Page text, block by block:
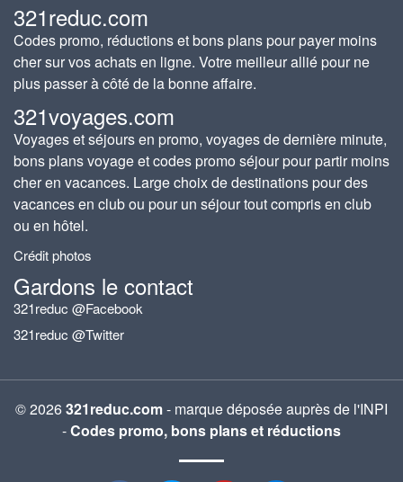
321reduc.com
Codes promo, réductions et bons plans pour payer moins
cher sur vos achats en ligne. Votre meilleur allié pour ne
plus passer à côté de la bonne affaire.
321voyages.com
Voyages et séjours en promo, voyages de dernière minute,
bons plans voyage et codes promo séjour pour partir moins
cher en vacances. Large choix de destinations pour des
vacances en club ou pour un séjour tout compris en club
ou en hôtel.
Crédit photos
Gardons le contact
321reduc @Facebook
321reduc @Twitter
© 2026321reduc.com- marque déposée auprès de l'INPI
-Codes promo, bons plans et réductions